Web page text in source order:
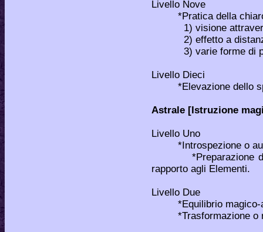
Livello Nove
*Pratica della
1) visione
2) effetto a distanza
3) varie forme di
Livello Dieci
*Elevazione dello
Astrale [Istruzione
Livello Uno
*Introspezione o
*Preparazione
rapporto agli Elementi.
Livello Due
*Equilibrio magico-
*Trasformazione o